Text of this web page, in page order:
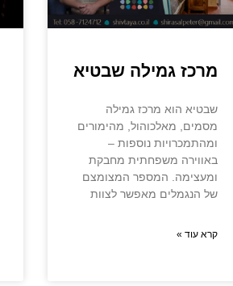
מרכז גמילה שבטיא
שבטיא הוא מרכז גמילה
מסמים, מאלכוהול, מהימורים
ומהתמכרויות נוספות –
באווירה משפחתית מחבקת
ומעצימה. המספר המצומצם
של הנגמלים מאפשר לצוות
קרא עוד »